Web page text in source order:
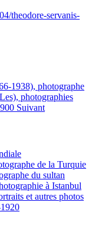
theodore-servanis-
1938), photographe
photographies
Suivant
de la Turquie
du sultan
à Istanbul
et autres photos